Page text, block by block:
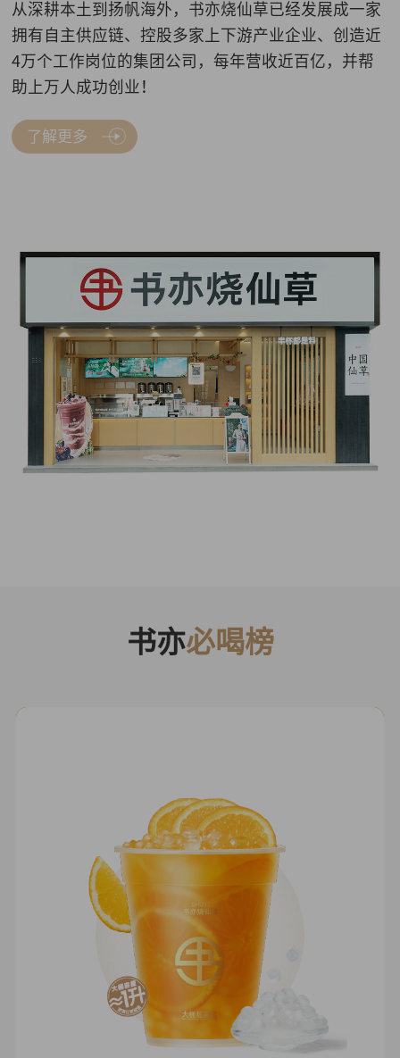
从深耕本土到扬帆海外，书亦烧仙草已经发展成一家
拥有自主供应链、控股多家上下游产业企业、创造近
4万个工作岗位的集团公司，每年营收近百亿，并帮
助上万人成功创业！
了解更多
书亦必喝榜